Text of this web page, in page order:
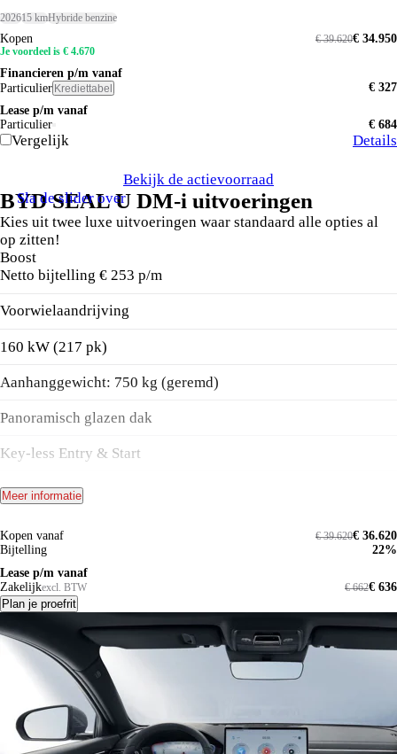
202615 kmHybride benzine
Kopen € 34.950
€ 39.620
Je voordeel is € 4.670
Financieren p/m vanaf
Particulier Krediettabel
€ 327
Lease p/m vanaf
Particulier
€ 684
Vergelijk Details
Bekijk de actievoorraad
BYD SEAL U DM-i uitvoeringen
Kies uit twee luxe uitvoeringen waar standaard alle opties al
op zitten!
Sla de slider over
Boost
Netto bijtelling € 253 p/m
Voorwielaandrijving
160 kW (217 pk)
Aanhanggewicht: 750 kg (geremd)
Panoramisch glazen dak
Key-less Entry & Start
Head-Up Display
Draadloze telefoonladers 2x (QI protocol)
Panoramisch glazen dak
Meer informatie
Kopen vanaf € 36.620
€ 39.620
Bijtelling
22%
Lease p/m vanaf
Zakelijkexcl. BTW € 636
€ 662
Plan je proefrit